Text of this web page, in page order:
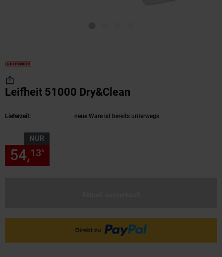
Leifheit 51000 Dry&Clean
Lieferzeit: neue Ware ist bereits unterwegs
NUR
54,13*